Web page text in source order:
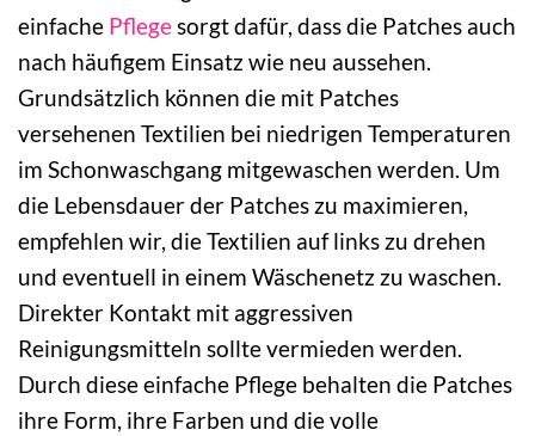
einfache Pflegesorgt dafür, dass die Patches auch
nach häufigem Einsatz wie neu aussehen.
Grundsätzlich können die mit Patches
versehenen Textilien bei niedrigen Temperaturen
im Schonwaschgang mitgewaschen werden. Um
die Lebensdauer der Patches zu maximieren,
empfehlen wir, die Textilien auf links zu drehen
und eventuell in einem Wäschenetz zu waschen.
Direkter Kontakt mit aggressiven
Reinigungsmitteln sollte vermieden werden.
Durch diese einfache Pflege behalten die Patches
ihre Form, ihre Farben und die volle